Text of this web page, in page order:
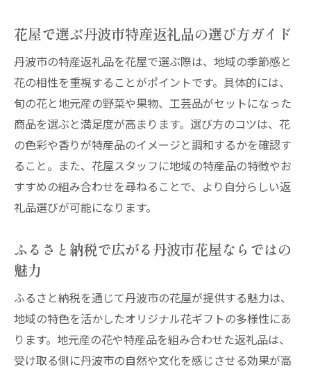
ふるさと納税が広げる花屋と地域のつながり
ふるさと納税で深まる花屋と地域の絆を実
感
花屋を介して広がるふるさと納税と地域交
流
地域に根ざす花屋が叶える新しい返礼品体
験
花屋と連携したふるさと納税のメリットを
ふるさと納税を通じて花屋と地域が支え合
花屋選びが生み出すふるさと納税の新たな
価値
花屋で選ぶ丹波市特産返礼品の選び方ガイド
丹波市の特産返礼品を花屋で選ぶ際は、地域の季節感と
花の相性を重視することがポイントです。具体的には、
旬の花と地元産の野菜や果物、工芸品がセットになった
商品を選ぶと満足度が高まります。選び方のコツは、花
の色彩や香りが特産品のイメージと調和するかを確認す
ること。また、花屋スタッフに地域の特産品の特徴やお
すすめの組み合わせを尋ねることで、より自分らしい返
礼品選びが可能になります。
ふるさと納税で広がる丹波市花屋ならではの
魅力
ふるさと納税を通じて丹波市の花屋が提供する魅力は、
地域の特色を活かしたオリジナル花ギフトの多様性にあ
ります。地元産の花や特産品を組み合わせた返礼品は、
受け取る側に丹波市の自然や文化を感じさせる効果が高